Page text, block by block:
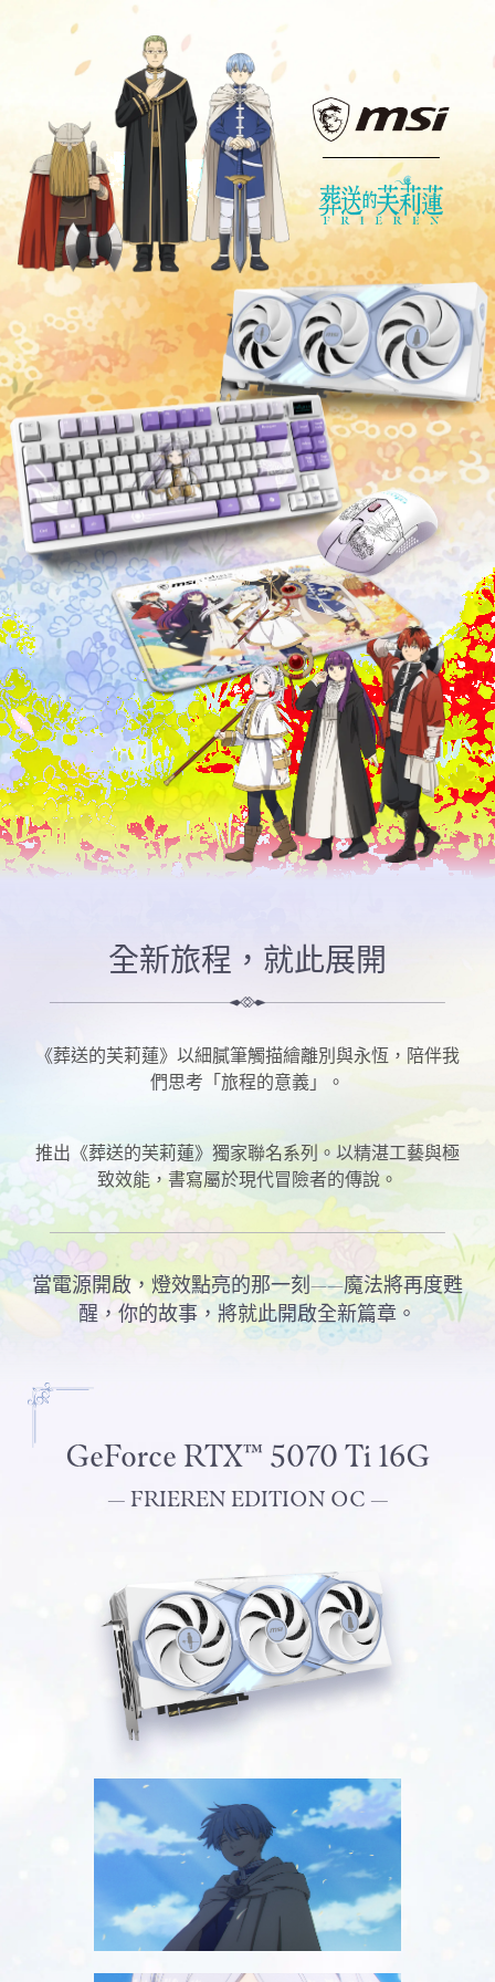
全新旅程，就此展開
《葬送的芙莉蓮》以細膩筆觸描繪離別與永恆，陪伴我
們思考「旅程的意義」。
推出《葬送的芙莉蓮》獨家聯名系列。以精湛工藝與極
致效能，書寫屬於現代冒險者的傳說。
當電源開啟，燈效點亮的那一刻——魔法將再度甦
醒，你的故事，將就此開啟全新篇章。
GeForce RTX™ 5070 Ti 16G
— FRIEREN EDITION OC —